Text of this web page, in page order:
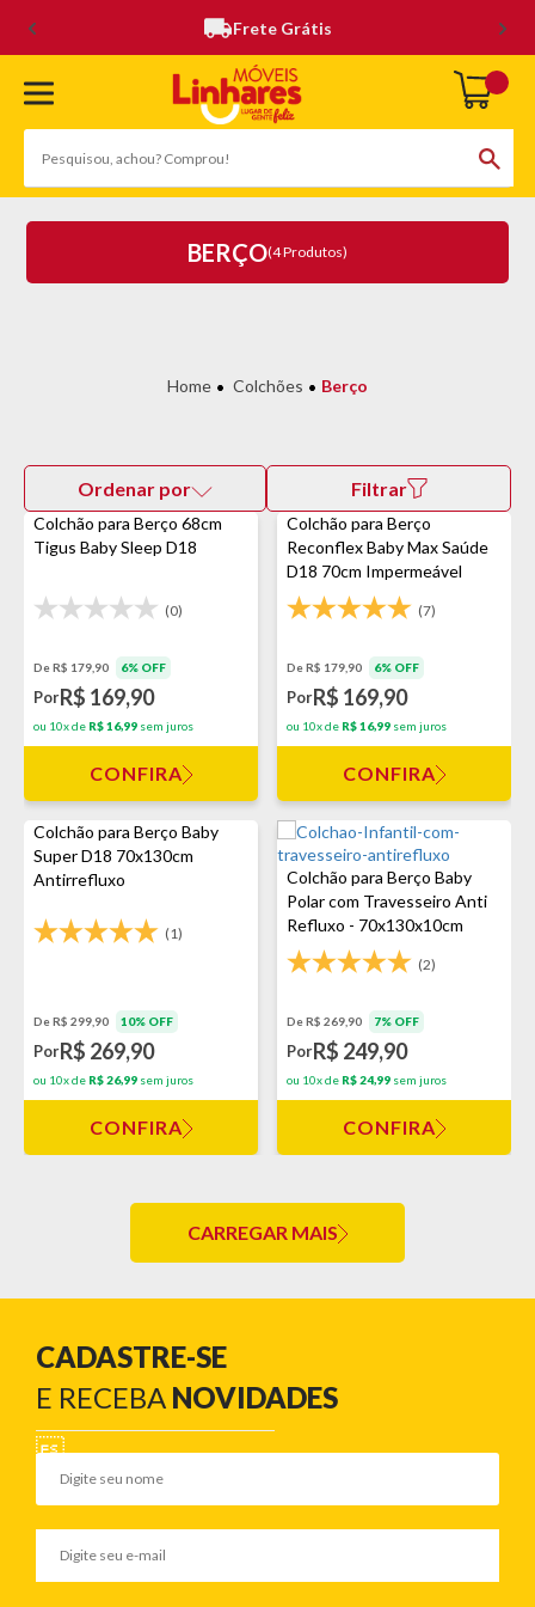
Frete Grátis
BERÇO(4 Produtos)
Colchões Berço
Ordenar por Filtrar
Colchão para Berço 68cm
Tigus Baby Sleep D18
(0)
De R$ 179,90 6% OFF
PorR$ 169,90
ou 10x de R$ 16,99 sem juros
CONFIRA
Colchão para Berço
Reconflex Baby Max Saúde
D18 70cm Impermeável
(7)
De R$ 179,90 6% OFF
PorR$ 169,90
ou 10x de R$ 16,99 sem juros
CONFIRA
Colchão para Berço Baby
Super D18 70x130cm
Antirrefluxo
(1)
De R$ 299,90 10% OFF
PorR$ 269,90
ou 10x de R$ 26,99 sem juros
CONFIRA
Colchão para Berço Baby
Polar com Travesseiro Anti
Refluxo - 70x130x10cm
(2)
De R$ 269,90 7% OFF
PorR$ 249,90
ou 10x de R$ 24,99 sem juros
CONFIRA
CARREGAR MAIS
CADASTRE-SE
E RECEBA NOVIDADES